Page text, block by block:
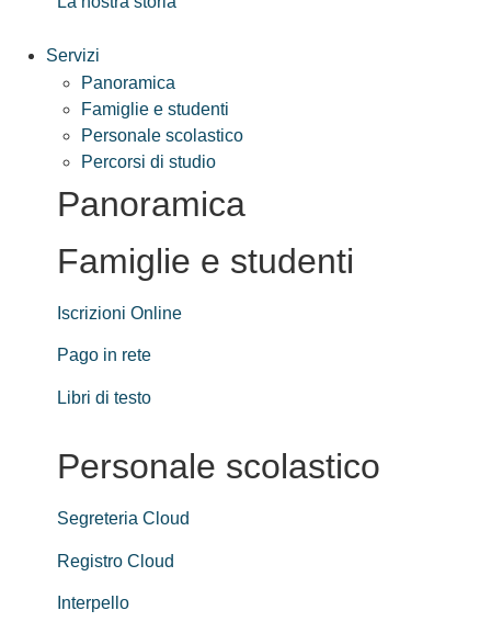
Servizi
Panoramica
Famiglie e studenti
Personale scolastico
Percorsi di studio
Panoramica
Famiglie e studenti
Iscrizioni Online
Pago in rete
Libri di testo
Personale scolastico
Segreteria Cloud
Registro Cloud
Interpello